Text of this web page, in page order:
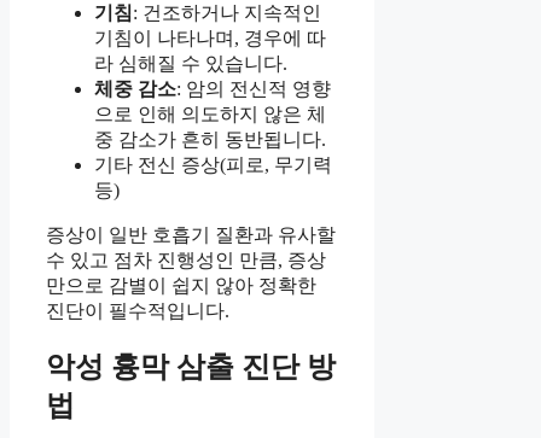
기침: 건조하거나 지속적인
기침이 나타나며, 경우에 따
라 심해질 수 있습니다.
체중 감소: 암의 전신적 영향
으로 인해 의도하지 않은 체
중 감소가 흔히 동반됩니다.
기타 전신 증상(피로, 무기력
등)
증상이 일반 호흡기 질환과 유사할
수 있고 점차 진행성인 만큼, 증상
만으로 감별이 쉽지 않아 정확한
진단이 필수적입니다.
악성 흉막 삼출 진단 방
법